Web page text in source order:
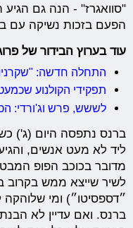
"סוואגרז" - הנה גם
הפעם בזכות נשיקה עם
עוד בערוץ הבידור של
התחלה חדשה:
תפקידי הקולנוע
לששש, פרש וג'ורדי:
ברנס נתפסה היום (ג')
ליד לא מעט אנשים,
מדובר בכוכב הפופ
לשיר שייצא ממש בקרוב
״דספסיטו״) ומי
ברנס. ואם עדיין לא